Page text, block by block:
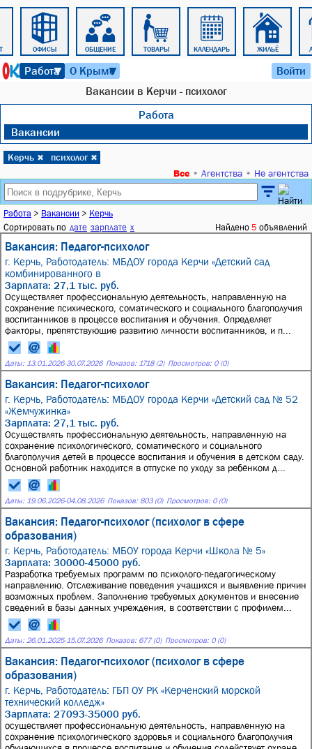
ОФИСЫ ОБЩЕНИЕ ТОВАРЫ КАЛЕНДАРЬ ЖИЛЬЁ
Работа
▼ О Крыме
▼ Войти
Вакансии в Керчи - психолог
Работа
Вакансии
Керчь ✖ психолог ✖
Все • Агентства • Не агентства
Работа > Вакансии > Керчь
Сортировать по дате зарплате x Найдено 5 объявлений
Вакансия: Педагог-психолог
г. Керчь, Работодатель: МБДОУ города Керчи «Детский сад
комбинированного в
Зарплата: 27,1 тыс. руб.
Осуществляет профессиональную деятельность, направленную на
сохранение психического, соматического и социального благополучия
воспитанников в процессе воспитания и обучения. Определяет
факторы, препятствующие развитию личности воспитанников, и п...
Даты: 13.01.2026-30.07.2026 Показов: 1718 (2) Просмотров: 0 (0)
Вакансия: Педагог-психолог
г. Керчь, Работодатель: МБДОУ города Керчи «Детский сад № 52
«Жемчужинка»
Зарплата: 27,1 тыс. руб.
Осуществлять профессиональную деятельность, направленную на
сохранение психологического, соматического и социального
благополучия детей в процессе воспитания и обучения в детском саду.
Основной работник находится в отпуске по уходу за ребёнком д...
Даты: 19.06.2026-04.08.2026 Показов: 803 (0) Просмотров: 0 (0)
Вакансия: Педагог-психолог (психолог в сфере
образования)
г. Керчь, Работодатель: МБОУ города Керчи «Школа № 5»
Зарплата: 30000-45000 руб.
Разработка требуемых программ по психолого-педагогическому
направлению. Отслеживание поведения учащихся и выявление причин
возможных проблем. Заполнение требуемых документов и внесение
сведений в базы данных учреждения, в соответствии с профилем...
Даты: 26.01.2025-15.07.2026 Показов: 677 (0) Просмотров: 0 (0)
Вакансия: Педагог-психолог (психолог в сфере
образования)
г. Керчь, Работодатель: ГБП ОУ РК «Керченский морской
технический колледж»
Зарплата: 27093-35000 руб.
осуществляет профессиональную деятельность, направленную на
сохранение психологического здоровья и социального благополучия